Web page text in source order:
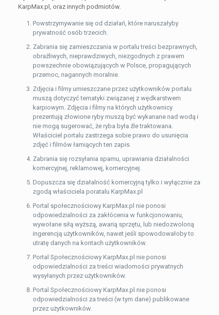
KarpMax.pl, oraz innych podmiotów.
Powstrzymywanie się od działań, które naruszałyby
prywatność osób trzecich.
Zabrania się zamieszczania w portalu treści bezprawnych,
obraźliwych, nieprawdziwych, niezgodnych z prawem
powszechnie obowiązujących w Polsce, propagujących
przemoc, nagannych moralnie.
Zdjęcia i filmy umieszczane przez użytkowników portalu
muszą dotyczyć tematyki związanej z wędkarstwem
karpiowym. Zdjęcia i filmy na których użytkownicy
prezentują złowione ryby muszą być wykanane nad wodą i
nie mogą sugerować, że ryba była źle traktowana.
Właściciel portalu zastrzega sobie prawo do usunięcia
zdjęć i filmów łamiących ten zapis.
Zabrania się rozsyłania spamu, uprawiania działalności
komercyjnej, reklamowej, komercyjnej.
Dopuszcza się działalność komercyjną tylko i wyłącznie za
zgodą właściciela poratalu KarpMax.pl
Portal społecznościowy KarpMax.pl nie ponosi
odpowiedzialności za zakłócenia w funkcjonowaniu,
wywołane siłą wyższą, awarią sprzętu, lub niedozwoloną
ingerencją użytkowników, nawet jeśli spowodowałoby to
utratę danych na kontach użytkowników.
Portal Społecznościowy KarpMax.pl nie ponosi
odpowiedzialności za treści wiadomości prywatnych
wysyłanych przez użytkowników.
Portal Społecznościowy KarpMax.pl nie ponosi
odpowiedzialności za treści (w tym dane) publikowane
przez użytkowników.